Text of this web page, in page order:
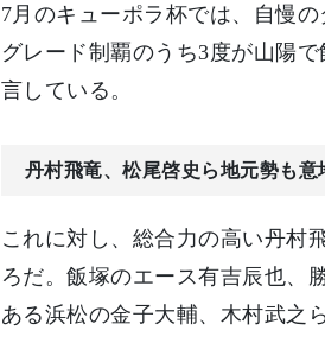
7月のキューポラ杯では、自慢
グレード制覇のうち3度が山陽
言している。
丹村飛竜、松尾啓史ら地元勢も意
これに対し、総合力の高い丹村
ろだ。飯塚のエース有吉辰也、
ある浜松の金子大輔、木村武之